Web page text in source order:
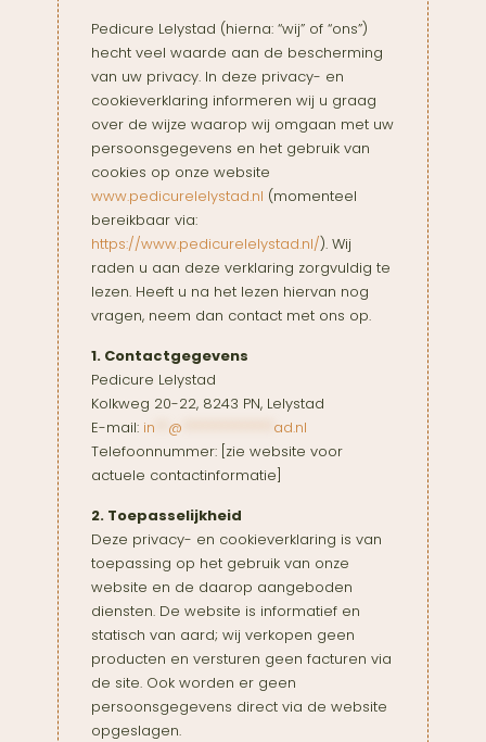
Pedicure Lelystad (hierna: “wij” of “ons”)
hecht veel waarde aan de bescherming
van uw privacy. In deze privacy- en
cookieverklaring informeren wij u graag
over de wijze waarop wij omgaan met uw
persoonsgegevens en het gebruik van
cookies op onze website
www.pedicurelelystad.nl (momenteel
bereikbaar via:
https://www.pedicurelelystad.nl/). Wij
raden u aan deze verklaring zorgvuldig te
lezen. Heeft u na het lezen hiervan nog
vragen, neem dan contact met ons op.
1. Contactgegevens
Pedicure Lelystad
Kolkweg 20-22, 8243 PN, Lelystad
E-mail: in @
ad.nl
Telefoonnummer: [zie website voor
actuele contactinformatie]
2. Toepasselijkheid
Deze privacy- en cookieverklaring is van
toepassing op het gebruik van onze
website en de daarop aangeboden
diensten. De website is informatief en
statisch van aard; wij verkopen geen
producten en versturen geen facturen via
de site. Ook worden er geen
persoonsgegevens direct via de website
opgeslagen.